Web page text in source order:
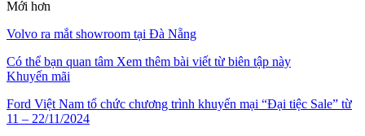
Mới hơn
Volvo ra mắt showroom tại Đà Nẵng
Có thể bạn quan tâm Xem thêm bài viết từ biên tập này
Khuyến mãi
Ford Việt Nam tổ chức chương trình khuyến mại “Đại tiệc Sale” từ
11 – 22/11/2024